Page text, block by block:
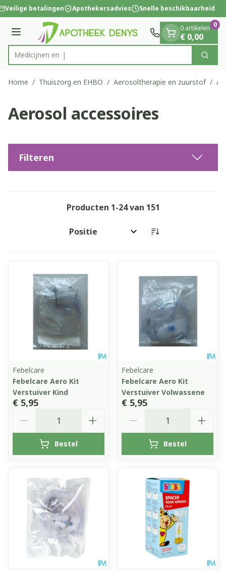
Ga naar de inhoud
1 van 1
Veilige betalingen Apothekersadvies Snelle beschikbaarheid
Menu
Product, merk, categorie... Zoek
0 artikelen
€ 0,00
0
Home / Thuiszorg en EHBO / Aerosoltherapie en zuurstof /
Aerosol accessoires
Filteren
Producten 1-24van 151
Sorteer op:
Febelcare
Febelcare Aero Kit
Verstuiver Kind
€ 5,95
Bestel
Febelcare
Febelcare Aero Kit
Verstuiver Volwassene
€ 5,95
Bestel